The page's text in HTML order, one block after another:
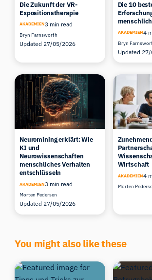
Die Zukunft der VR-
Expositionstherapie
AKADEMIEN3 min read
Bryn Farnsworth
Updated 27/05/2026
Die 10
AKADEMIEN4
Bryn
Updated
Neuromining erklärt: Wie
KI und
Neurowissenschaften
menschliches Verhalten
entschlüsseln
AKADEMIEN3 min read
Morten Pedersen
Updated 27/05/2026
Wirtschaft
AKADEMIEN4
Morten
You might also like these